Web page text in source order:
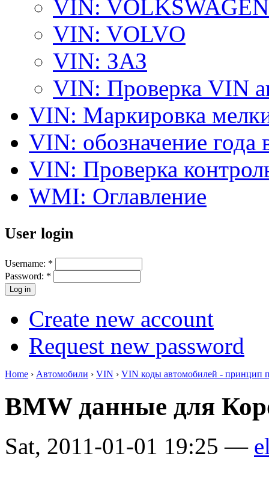
VIN: VOLKSWAGEN
VIN: VOLVO
VIN: ЗАЗ
VIN: Проверка VIN
VIN: Маркировка
VIN: обозначение года
VIN: Проверка
WMI: Оглавление
User login
Username: *
Password: *
Create new account
Request new password
Home › Автомобили › VIN › VIN коды автомобилей - принцип
BMW данные для
Sat, 2011-01-01 19:25 —